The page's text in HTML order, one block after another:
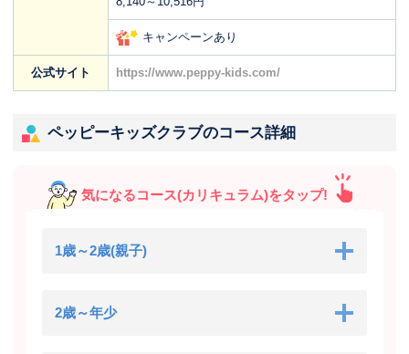
キャンペーンあり
公式サイト https://www.peppy-kids.com/
ペッピーキッズクラブのコース詳細
気になるコース(カリキュラム)をタップ!
1歳～2歳(親子)
2歳～年少